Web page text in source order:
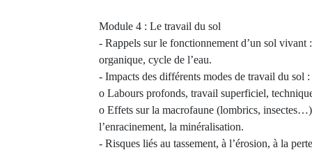
Module 4 : Le travail du sol
- Rappels sur le fonctionnement d’un sol vivant
organique, cycle de l’eau.
- Impacts des différents modes de travail du sol :
o Labours profonds, travail superficiel,
o Effets sur la macrofaune (lombrics,
l’enracinement, la minéralisation.
- Risques liés au tassement, à l’érosion, à la